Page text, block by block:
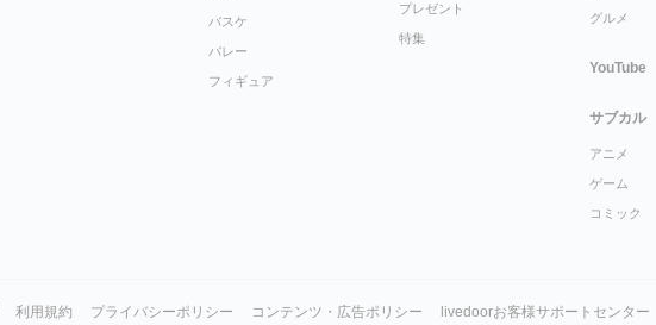
バスケ
バレー
フィギュア
プレゼント
特集
グルメ
YouTube
サブカル
アニメ
ゲーム
コミック
利用規約 プライバシーポリシー コンテンツ・広告ポリシー livedoorお客様サポートセンター